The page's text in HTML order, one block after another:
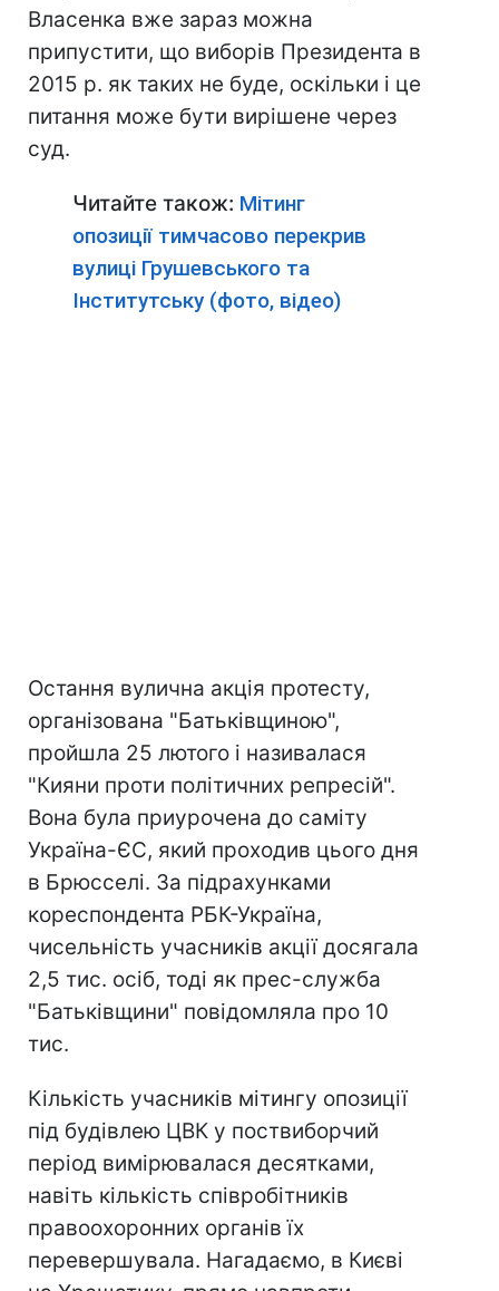
Власенка вже зараз можна
припустити, що виборів Президента в
2015 р. як таких не буде, оскільки і це
питання може бути вирішене через
суд.
Читайте також: Мітинг
опозиції тимчасово перекрив
вулиці Грушевського та
Інститутську (фото, відео)
Остання вулична акція протесту,
організована "Батьківщиною",
пройшла 25 лютого і називалася
"Кияни проти політичних репресій".
Вона була приурочена до саміту
Україна-ЄС, який проходив цього дня
в Брюсселі. За підрахунками
кореспондента РБК-Україна,
чисельність учасників акції досягала
2,5 тис. осіб, тоді як прес-служба
"Батьківщини" повідомляла про 10
тис.
Кількість учасників мітингу опозиції
під будівлею ЦВК у поствиборчий
період вимірювалася десятками,
навіть кількість співробітників
правоохоронних органів їх
перевершувала. Нагадаємо, в Києві